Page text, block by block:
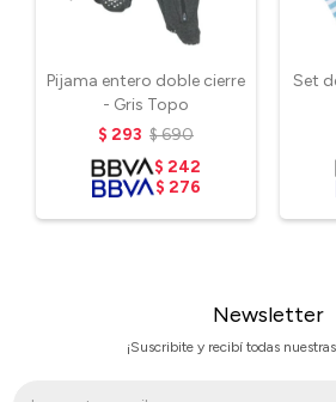
Pijama entero doble cierre
- Gris Topo
$ 293 $690
$ 242
$ 276
Set
Newsletter
¡Suscribite y recibí todas